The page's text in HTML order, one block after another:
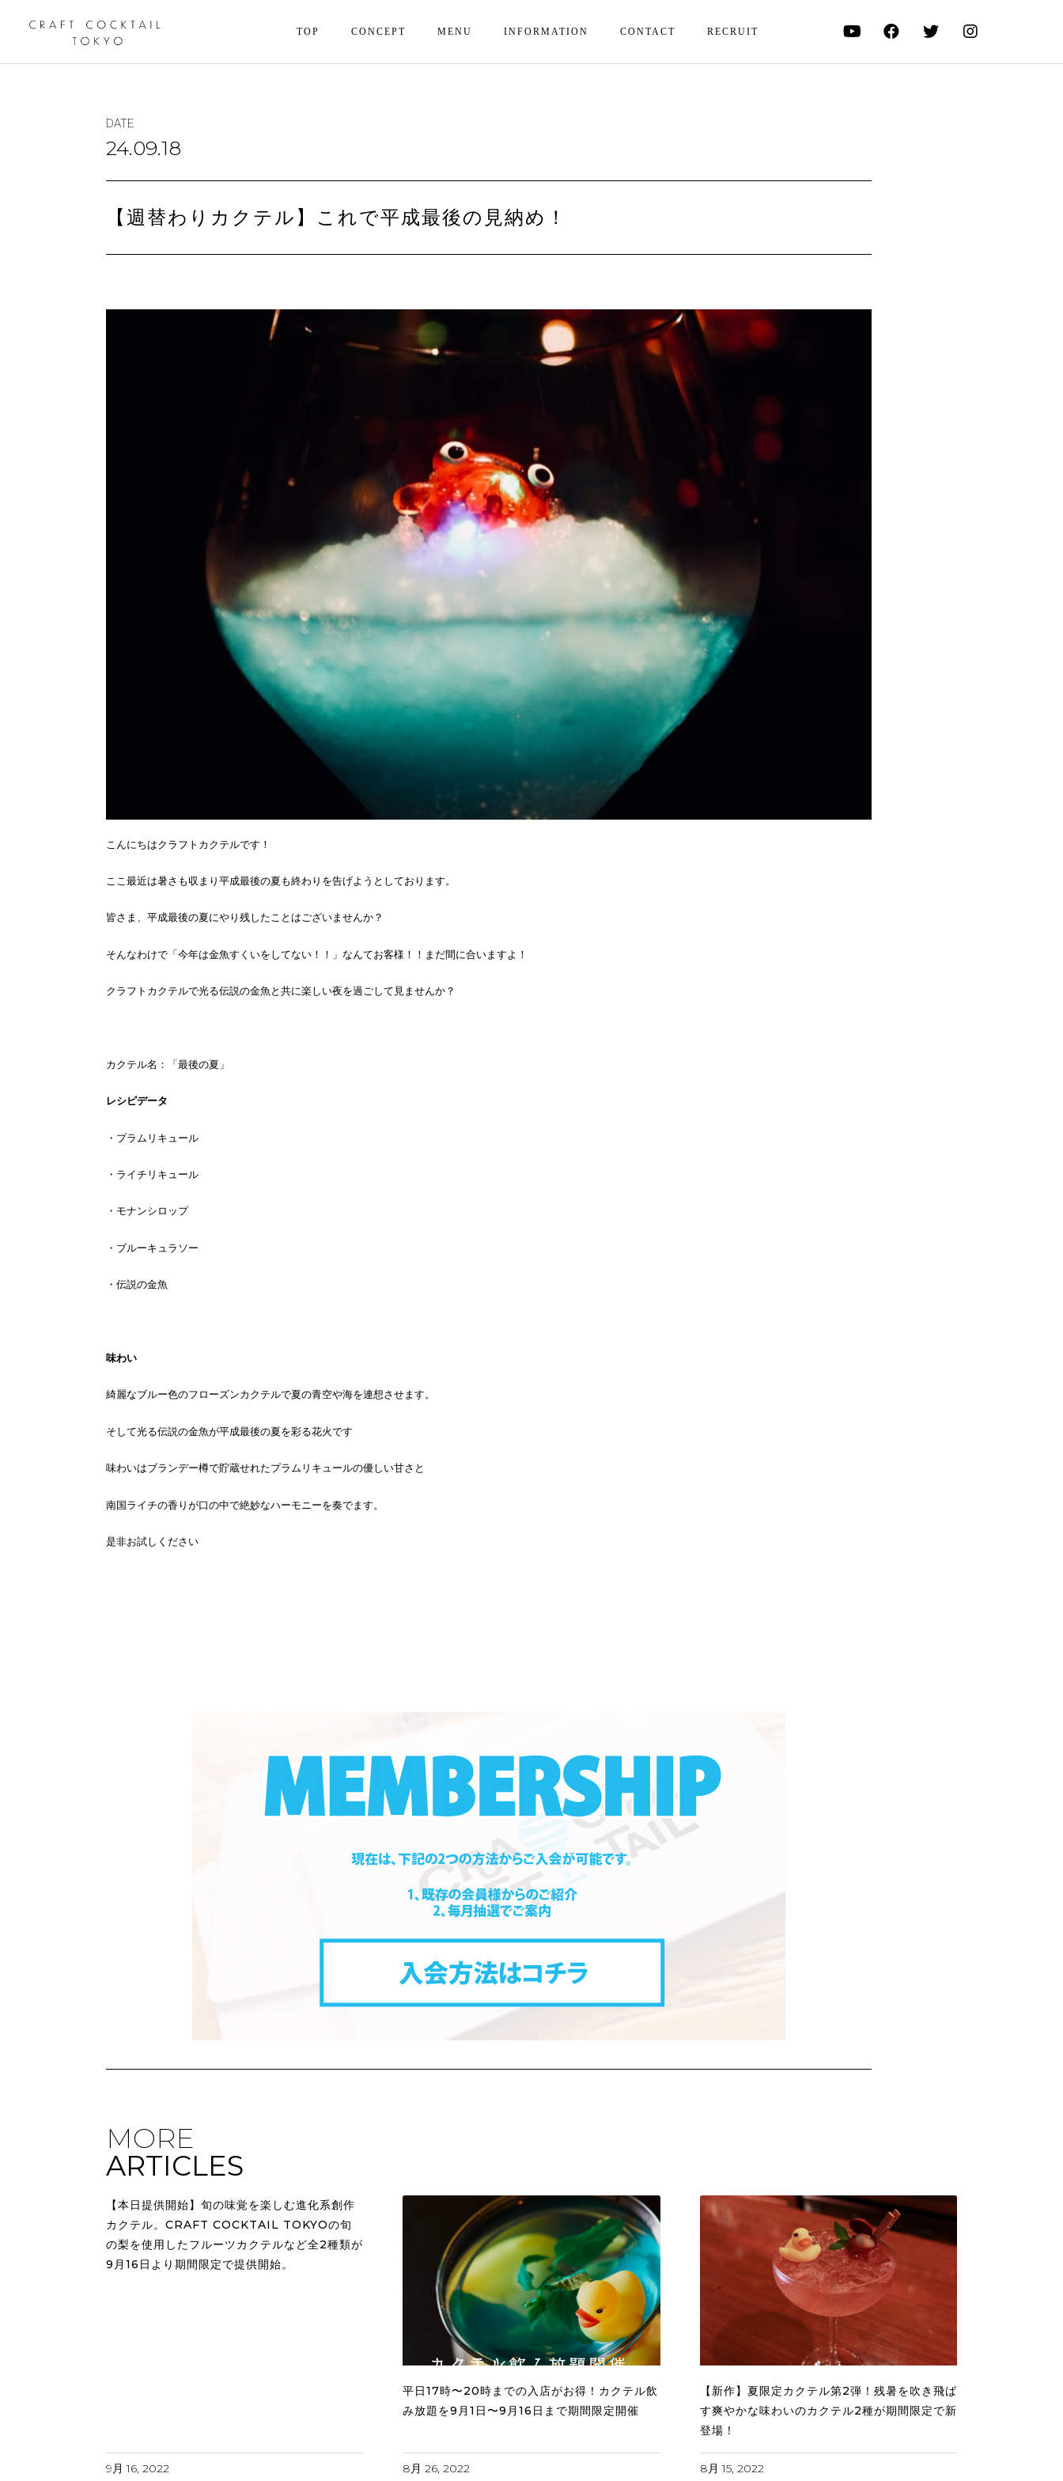
TOP CONCEPT MENU INFORMATION CONTACT RECRUIT
DATE
24.09.18
【週替わりカクテル】これで平成最後の見納め！
こんにちはクラフトカクテルです！
ここ最近は暑さも収まり平成最後の夏も終わりを告げようとしております。
皆さま、平成最後の夏にやり残したことはございませんか？
そんなわけで「今年は金魚すくいをしてない！！」なんてお客様！！まだ間に合いますよ！
クラフトカクテルで光る伝説の金魚と共に楽しい夜を過ごして見ませんか？
カクテル名：「最後の夏」
レシピデータ
・プラムリキュール
・ライチリキュール
・モナンシロップ
・ブルーキュラソー
・伝説の金魚
味わい
綺麗なブルー色のフローズンカクテルで夏の青空や海を連想させます。
そして光る伝説の金魚が平成最後の夏を彩る花火です
味わいはブランデー樽で貯蔵せれたプラムリキュールの優しい甘さと
南国ライチの香りが口の中で絶妙なハーモニーを奏でます。
是非お試しください
MORE
ARTICLES
【本日提供開始】旬の味覚を楽しむ進化系創作
カクテル。CRAFT COCKTAIL TOKYOの旬
の梨を使用したフルーツカクテルなど全2種類が
9月16日より期間限定で提供開始。
9月 16, 2022
平日17時〜20時までの入店がお得！カクテル飲
み放題を9月1日〜9月16日まで期間限定開催
8月 26, 2022
【新作】夏限定カクテル第2弾！残暑を吹き飛ば
す爽やかな味わいのカクテル2種が期間限定で新
登場！
8月 15, 2022